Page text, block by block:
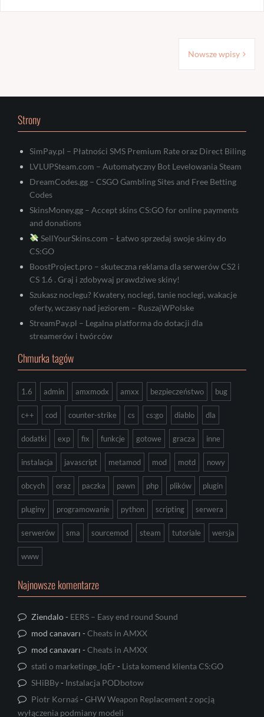
Nowsze wpisy
Strony
SimPay.pl – Płatności SMS Premium Rate oraz Direct Biling
LVLUPSteam.com – Automatyczny Bot Levelowania Steam
DreamCodes.gg – CSGO Gambling Sites and Free Betting
Codes
SkinsMoney.gg – Accept skins CS:GO for online payments
and donations
SellYourSkins.com – Łatwo sprzedaj swoje skiny do
CS:GO
BoostProject.pro – skuteczna reklama dla serwerów CS2 i
CS 1.6 . Graj i zdobywaj prawdziwe skiny!
Szukasz noclegu? Kwatery, noclegi, tanie noclegi, wakacje
oferty, wczasy nad jeziorem – RuszajWPolske
StreamPay.pl – Legalna platforma do dotacji dla
streamerów i twórców
Chmurka tagów
1.6 admin amxmodx amxx bezpieczeństwo bug
c++ cod counter-strike cs cs:go diablo dla
dodatki exp fix funkcje gotowe gracza inne
instalacja javascript metamod mod motd nowy
obcych oraz paczka pawn php plików plugin
pluginy programowanie python scripting serwera
serwerów sma sourcemod steam tutoriale wersja
www
Najnowsze komentarze
Ziendalo- EERS – Easy end round Sound
mod canavarı -Cheats in AMXX
mod canavarı -Cheats in AMXX
stati o marketinge_lqEr - Lista komend klienta CS:GO
SHiBBy- Instalacja PODbotow
Piotr Kornaś-GHW Weapon Replacement z opcją
wyłączenia podmiany modeli